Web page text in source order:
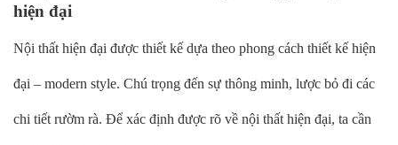
hiện đại
Nội thất hiện đại được thiết kế dựa theo phong cách thiết kế hiện
đại – modern style. Chú trọng đến sự thông minh, lược bỏ đi các
chi tiết rườm rà. Để xác định được rõ về nội thất hiện đại, ta cần